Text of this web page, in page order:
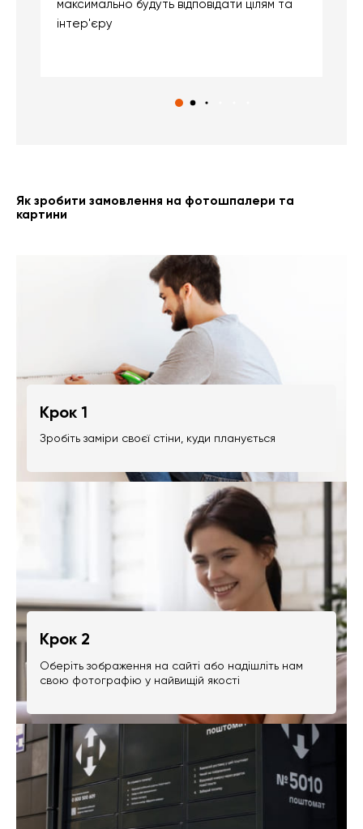
максимально будуть відповідати цілям та
інтер'єру
Як зробити замовлення на фотошпалери та
картини
Крок 1
Зробіть заміри своєї стіни, куди планується
Крок 2
Оберіть зображення на сайті або надішліть нам
свою фотографію у найвищій якості